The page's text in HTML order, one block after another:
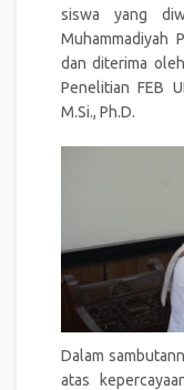
siswa yang
Muhammadiyah
dan diterima
Penelitian FEB
M.Si., Ph.D.
Dalam
atas